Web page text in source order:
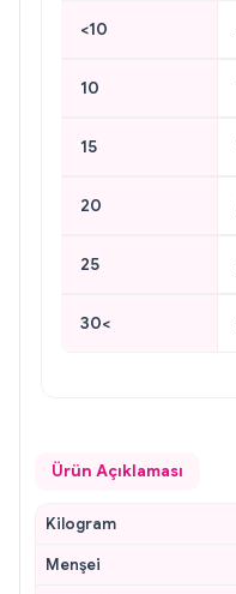
<10
10
15
20
25
30<
Ürün Açıklaması
Kilogram
Menşei